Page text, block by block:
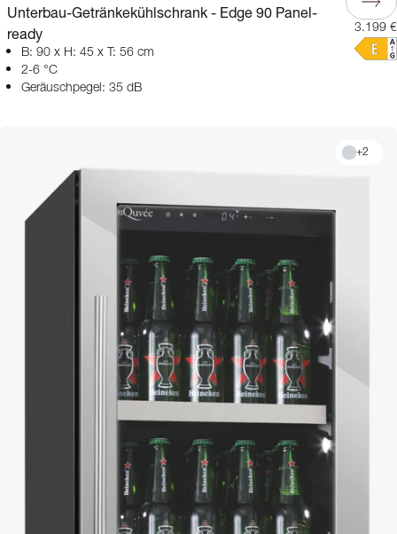
Unterbau-Getränkekühlschrank - Edge 90 Panel-
ready
B: 90 x H: 45 x T: 56 cm
2-6 °C
Geräuschpegel: 35 dB
3.199 €
+2